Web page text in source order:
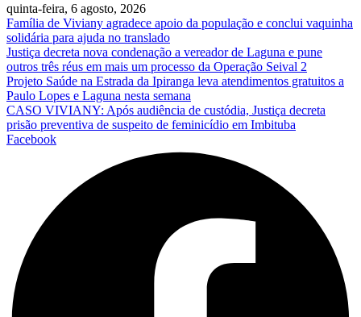
quinta-feira, 6 agosto, 2026
Família de Viviany agradece apoio da população e conclui vaquinha
solidária para ajuda no translado
Justiça decreta nova condenação a vereador de Laguna e pune
outros três réus em mais um processo da Operação Seival 2
Projeto Saúde na Estrada da Ipiranga leva atendimentos gratuitos a
Paulo Lopes e Laguna nesta semana
CASO VIVIANY: Após audiência de custódia, Justiça decreta
prisão preventiva de suspeito de feminicídio em Imbituba
Facebook